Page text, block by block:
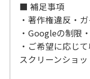
■ 補足事項
・著作権違反・
・Googleの制限
・ご希望に応じ
スクリーンショ